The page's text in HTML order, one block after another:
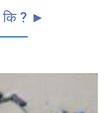
कि ? ►